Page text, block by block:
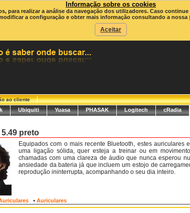
Informação sobre os cookies
para realizar a análise da navegação dos utilizadores. Caso
a configuração e obter mais informação consultando a nossa
Aceitar
ao cliente
Ubiquiti Yuasa PHASAK Logitech cRadia
preto
Equipados com o mais recente Bluetooth, estes auriculares
uma ligação sólida, quer esteja a treinar ou em
chamadas com uma clareza de áudio que nunca esperou
ansiedade da bateria já que incluem um estojo de
reprodução ininterrupta, acompanhando o seu dia inteiro.
• Auriculares